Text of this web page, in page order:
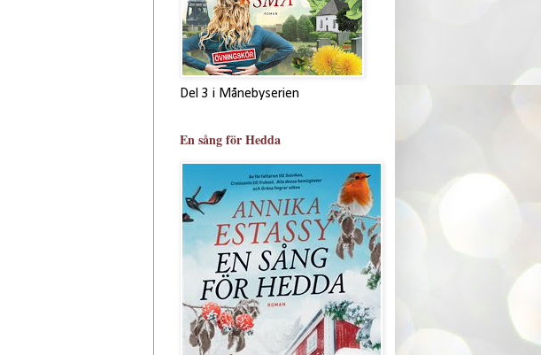
Del 3 i Månebyserien
En sång för Hedda